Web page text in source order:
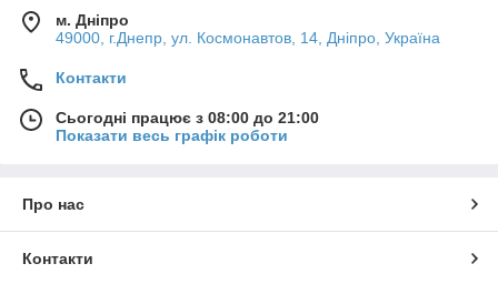
м. Дніпро
49000, г.Днепр, ул. Космонавтов, 14, Дніпро, Україна
Контакти
Сьогодні працює з 08:00 до 21:00
Показати весь графік роботи
Про нас
Контакти